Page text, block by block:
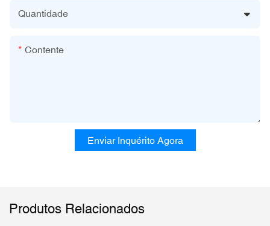
Quantidade
Contente
Enviar Inquérito Agora
Produtos Relacionados